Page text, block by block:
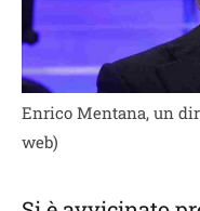
Enrico Mentana, un
web)